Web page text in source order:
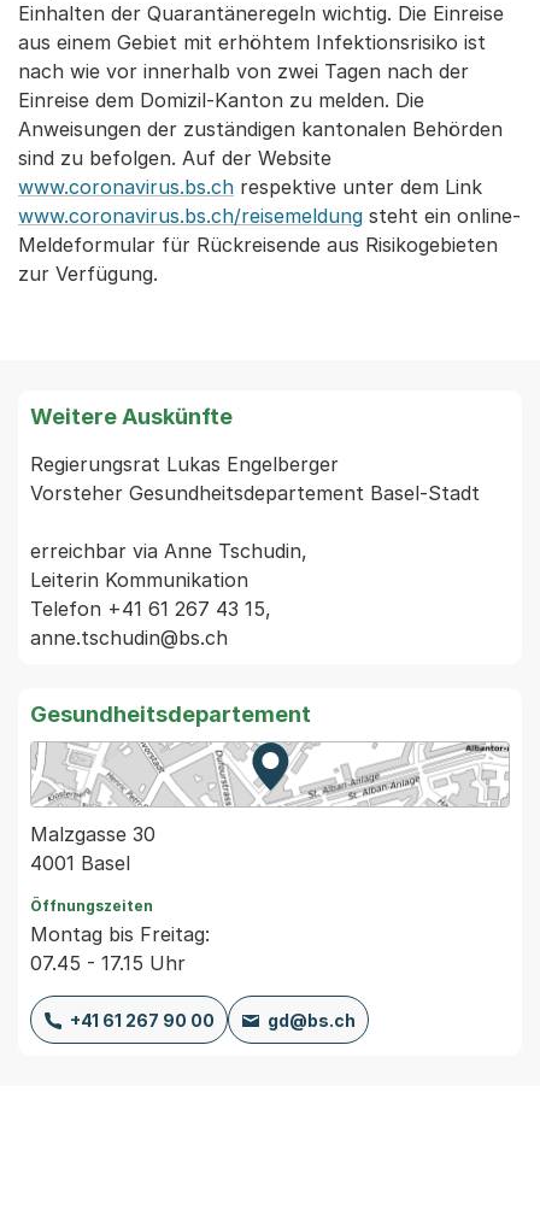
Einhalten der Quarantäneregeln wichtig. Die Einreise
aus einem Gebiet mit erhöhtem Infektionsrisiko ist
nach wie vor innerhalb von zwei Tagen nach der
Einreise dem Domizil-Kanton zu melden. Die
Anweisungen der zuständigen kantonalen Behörden
sind zu befolgen. Auf der Website
www.coronavirus.bs.ch respektive unter dem Link
www.coronavirus.bs.ch/reisemeldung steht ein online-
Meldeformular für Rückreisende aus Risikogebieten
zur Verfügung.
Weitere Auskünfte
Regierungsrat Lukas Engelberger
Vorsteher Gesundheitsdepartement Basel-Stadt
erreichbar via Anne Tschudin,
Leiterin Kommunikation
Telefon +41 61 267 43 15,
Gesundheitsdepartement
Zur Karte von MapBS.
Externer Link, wird in einem
Malzgasse 30
4001 Basel
Öffnungszeiten
Montag bis Freitag:
07.45 - 17.15 Uhr
+41 61 267 90 00 gd@bs.ch